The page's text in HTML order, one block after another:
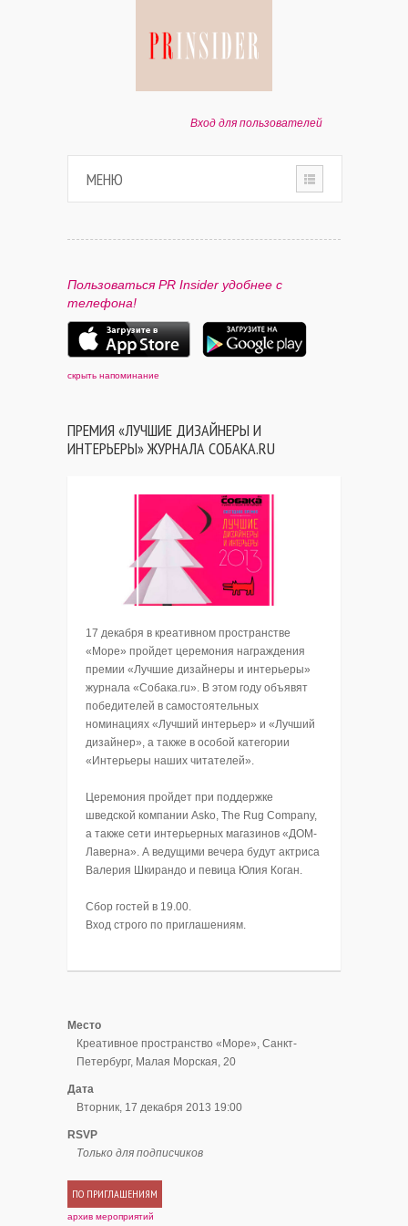
Вход для пользователей
МЕНЮ
ПАРТНЕРАМ
КОНТАКТЫ
Пользоваться PR Insider удобнее с
телефона!
скрыть напоминание
ПРЕМИЯ «ЛУЧШИЕ ДИЗАЙНЕРЫ И
ИНТЕРЬЕРЫ» ЖУРНАЛА СОБАКА.RU
17 декабря в креативном пространстве
«Море» пройдет церемония награждения
премии «Лучшие дизайнеры и интерьеры»
журнала «Собака.ru». В этом году объявят
победителей в самостоятельных
номинациях «Лучший интерьер» и «Лучший
дизайнер», а также в особой категории
«Интерьеры наших читателей».
Церемония пройдет при поддержке
шведской компании Asko, The Rug Company,
а также сети интерьерных магазинов «ДОМ-
Лаверна». А ведущими вечера будут актриса
Валерия Шкирандо и певица Юлия Коган.
Сбор гостей в 19.00.
Вход строго по приглашениям.
Место
Креативное пространство «Море», Санкт-
Петербург, Малая Морская, 20
Дата
Вторник, 17 декабря 2013 19:00
RSVP
Только для подписчиков
ПО ПРИГЛАШЕНИЯМ
архив мероприятий